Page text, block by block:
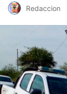
Redaccion